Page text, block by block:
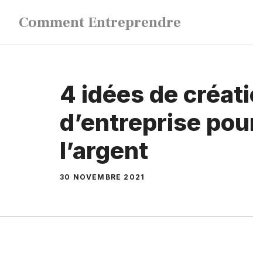
contenu
Comment Entreprendre
4 idées de
d’entreprise
l’argent
30 NOVEMBRE 2021